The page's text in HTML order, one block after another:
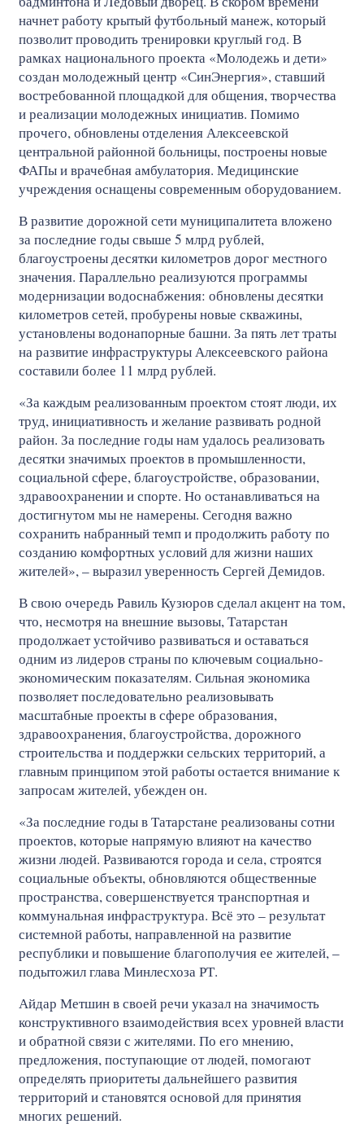
начнет работу крытый футбольный манеж, который
позволит проводить тренировки круглый год. В
рамках национального проекта «Молодежь и дети»
создан молодежный центр «СинЭнергия», ставший
востребованной площадкой для общения, творчества
и реализации молодежных инициатив. Помимо
прочего, обновлены отделения Алексеевской
центральной районной больницы, построены новые
ФАПы и врачебная амбулатория. Медицинские
учреждения оснащены современным оборудованием.
В развитие дорожной сети муниципалитета вложено
за последние годы свыше 5 млрд рублей,
благоустроены десятки километров дорог местного
значения. Параллельно реализуются программы
модернизации водоснабжения: обновлены десятки
километров сетей, пробурены новые скважины,
установлены водонапорные башни. За пять лет траты
на развитие инфраструктуры Алексеевского района
составили более 11 млрд рублей.
«За каждым реализованным проектом стоят люди, их
труд, инициативность и желание развивать родной
район. За последние годы нам удалось реализовать
десятки значимых проектов в промышленности,
социальной сфере, благоустройстве, образовании,
здравоохранении и спорте. Но останавливаться на
достигнутом мы не намерены. Сегодня важно
сохранить набранный темп и продолжить работу по
созданию комфортных условий для жизни наших
жителей», – выразил уверенность Сергей Демидов.
В свою очередь Равиль Кузюров сделал акцент на том,
что, несмотря на внешние вызовы, Татарстан
продолжает устойчиво развиваться и оставаться
одним из лидеров страны по ключевым социально-
экономическим показателям. Сильная экономика
позволяет последовательно реализовывать
масштабные проекты в сфере образования,
здравоохранения, благоустройства, дорожного
строительства и поддержки сельских территорий, а
главным принципом этой работы остается внимание к
запросам жителей, убежден он.
«За последние годы в Татарстане реализованы сотни
проектов, которые напрямую влияют на качество
жизни людей. Развиваются города и села, строятся
социальные объекты, обновляются общественные
пространства, совершенствуется транспортная и
коммунальная инфраструктура. Всё это – результат
системной работы, направленной на развитие
республики и повышение благополучия ее жителей, –
подытожил глава Минлесхоза РТ.
Айдар Метшин в своей речи указал на значимость
конструктивного взаимодействия всех уровней власти
и обратной связи с жителями. По его мнению,
предложения, поступающие от людей, помогают
определять приоритеты дальнейшего развития
территорий и становятся основой для принятия
многих решений.